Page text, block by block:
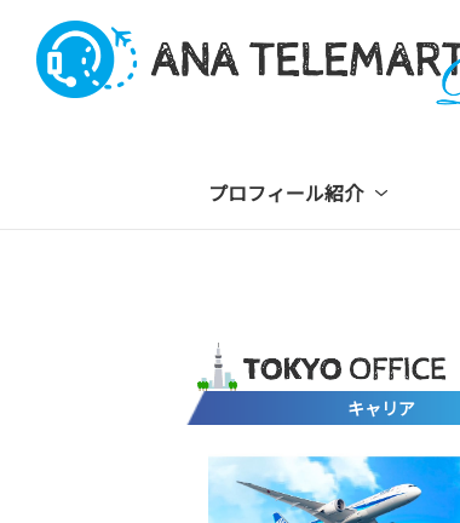
プロフィール紹介
キャリア